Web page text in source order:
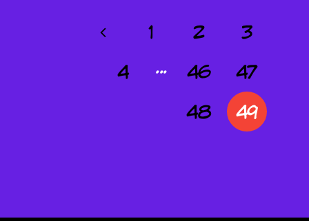
1 2
3
4
··· 46
47
48
49